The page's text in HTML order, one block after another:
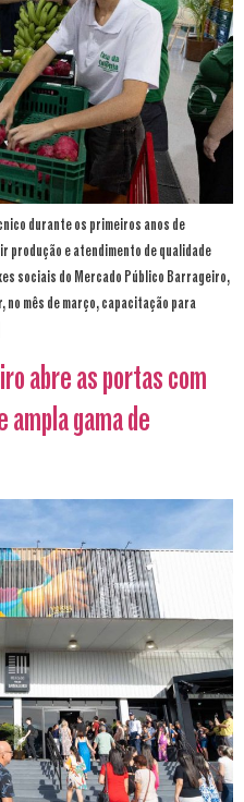
durante os primeiros anos de
produção e atendimento de qualidade
sociais do Mercado Público Barrageiro,
no mês de março, capacitação para
abre as portas com
ampla gama de